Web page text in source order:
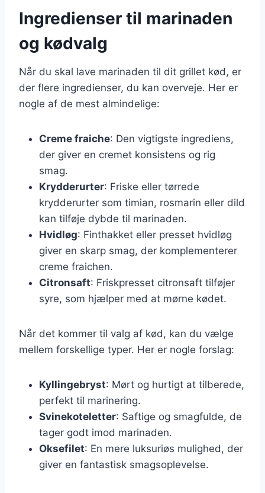
Ingredienser til marinaden
og kødvalg
Når du skal lave marinaden til dit grillet kød, er
der flere ingredienser, du kan overveje. Her er
nogle af de mest almindelige:
Creme fraiche: Den vigtigste ingrediens,
der giver en cremet konsistens og rig
smag.
Krydderurter: Friske eller tørrede
krydderurter som timian, rosmarin eller dild
kan tilføje dybde til marinaden.
Hvidløg: Finthakket eller presset hvidløg
giver en skarp smag, der komplementerer
creme fraichen.
Citronsaft: Friskpresset citronsaft tilføjer
syre, som hjælper med at mørne kødet.
Når det kommer til valg af kød, kan du vælge
mellem forskellige typer. Her er nogle forslag:
Kyllingebryst: Mørt og hurtigt at tilberede,
perfekt til marinering.
Svinekoteletter: Saftige og smagfulde, de
tager godt imod marinaden.
Oksefilet: En mere luksuriøs mulighed, der
giver en fantastisk smagsoplevelse.